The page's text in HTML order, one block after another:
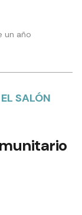
un año
SALÓN